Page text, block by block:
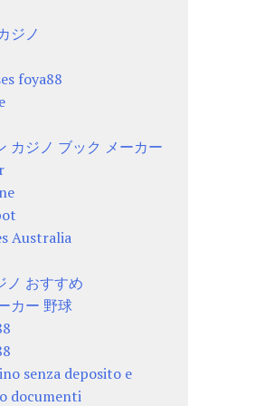
ジノ
foya88
カジノ ブック メーカー
Australia
ノ おすすめ
カー 野球
senza deposito e
documenti